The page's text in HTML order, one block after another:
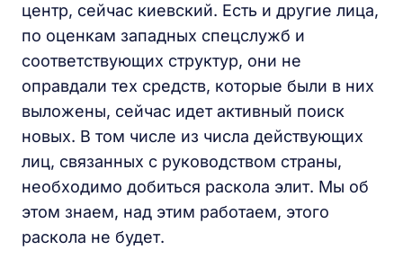
центр, сейчас киевский. Есть и другие лица,
по оценкам западных спецслужб и
соответствующих структур, они не
оправдали тех средств, которые были в них
выложены, сейчас идет активный поиск
новых. В том числе из числа действующих
лиц, связанных с руководством страны,
необходимо добиться раскола элит. Мы об
этом знаем, над этим работаем, этого
раскола не будет.